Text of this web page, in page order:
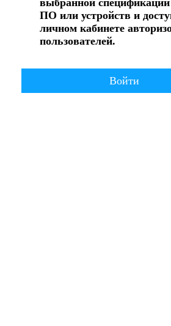
выбранной
ПО или устройств и
личном кабинете
пользователей.
Войти